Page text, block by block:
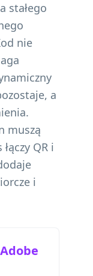
stałego
nie
a
muszą
QR i
i